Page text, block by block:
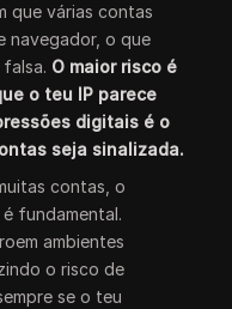
que várias contas
navegador, o que
O maior risco é
o teu IP parece
digitais é o
seja sinalizada.
contas, o
fundamental.
ambientes
o risco de
se o teu